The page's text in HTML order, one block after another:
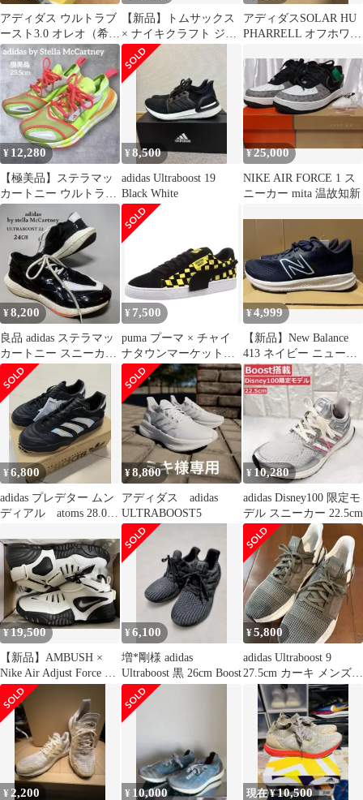
アディダス ウルトラブ
ースト3.0 オレオ（希
少）
【新品】トムサックス
× ナイキクラフト ジェ
ネラル パーパス シュー
アディダスSOLAR HU
PHARRELL オフホワイ
¥ 12,280
【極美品】ステラマッ
カートニー ウルトラブ
ースト 23.5cm 定価1.8
万
¥8,500
adidas Ultraboost 19
Black White
¥25,000
NIKE AIR FORCE 1 ス
ニーカー mita 温故知新
¥8,200
良品 adidas ステラマッ
カートニー スニーカー
ULTRABOOST 22
¥ 7,500
puma プーマ × チャイ
ナタウンマーケット
27.5 新品未使用
¥4,999
【新品】New Balance
413 ネイビー ニューバ
ランス
¥6,800
adidas プレデター ムン
ディアル atoms 28.0セ
¥8,800
アディダス adidas
ULTRABOOST5
¥ 10,280
adidas Disney100 限定モ
デル スニーカー 22.5cm
¥19,500
【新品】AMBUSH ×
Nike Air Adjust Force ナ
イキ
¥6,100
増*剛様 adidas
Ultraboost 黒 26cm Boost
¥5,800
adidas Ultraboost 9
27.5cm カーキ メンズ
スニーカー
¥ 2,200 ¥ 10,000 現在 ¥10,500